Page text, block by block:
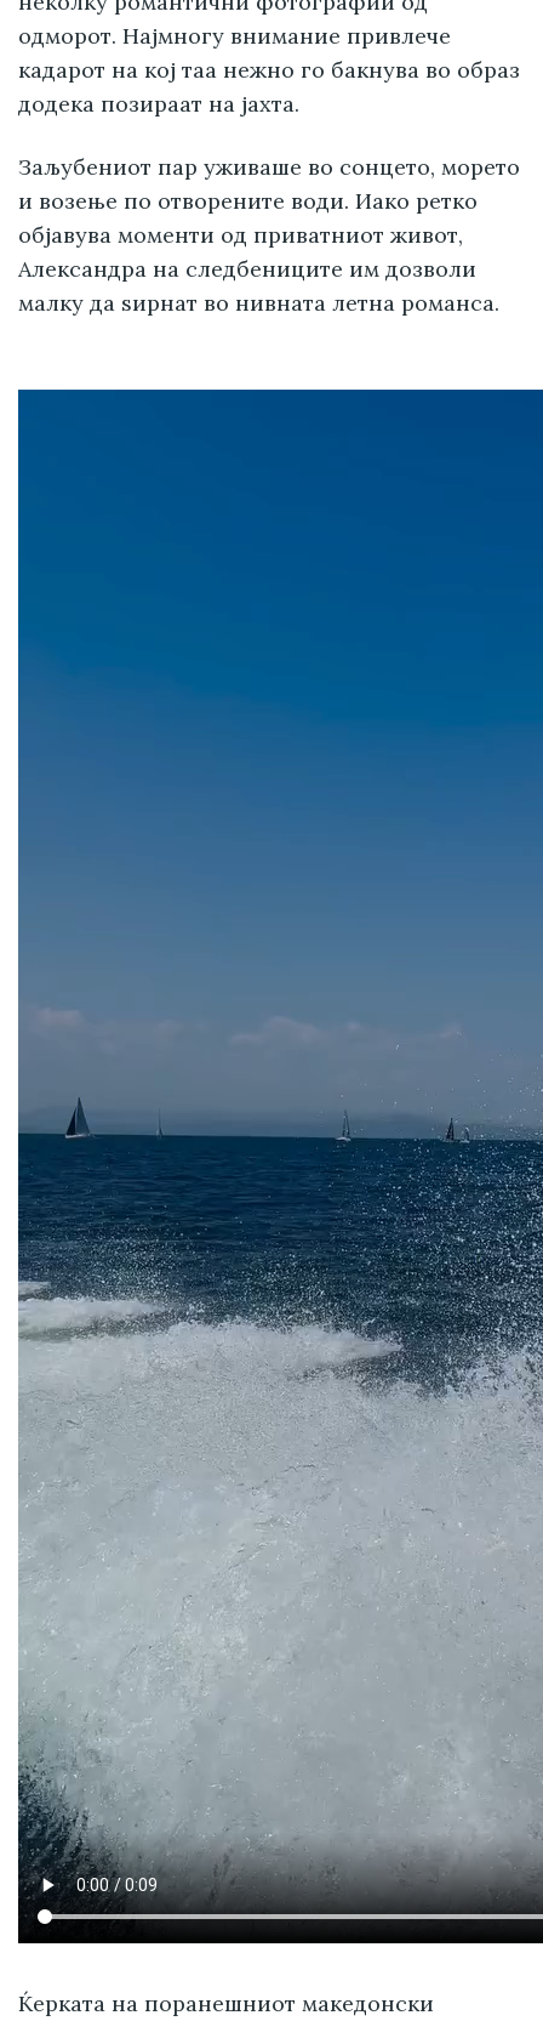
одморот. Најмногу внимание привлече
кадарот на кој таа нежно го бакнува во образ
додека позираат на јахта.
Заљубениот пар уживаше во сонцето, морето
и возење по отворените води. Иако ретко
објавува моменти од приватниот живот,
Александра на следбениците им дозволи
малку да ѕирнат во нивната летна романса.
Ќерката на поранешниот македонски